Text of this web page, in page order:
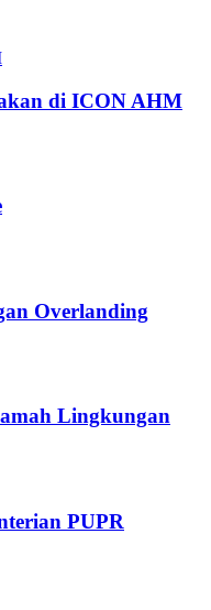
di ICON AHM
Overlanding
Lingkungan
PUPR